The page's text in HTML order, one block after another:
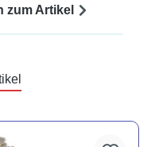
zum Artikel